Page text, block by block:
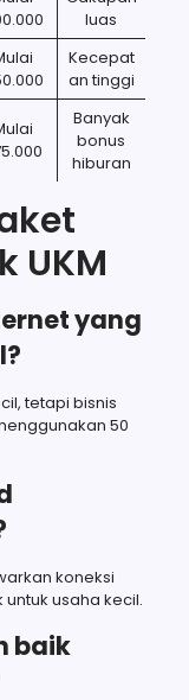
luas
Kecepat
an tinggi
Banyak
bonus
hiburan
UKM
yang
tetapi bisnis
50
koneksi
usaha kecil.
baik